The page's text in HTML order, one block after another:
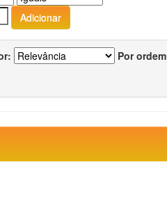
Por ordem